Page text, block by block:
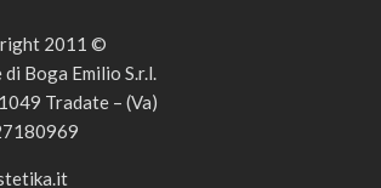
2011 ©
Boga Emilio S.r.l.
Tradate – (Va)